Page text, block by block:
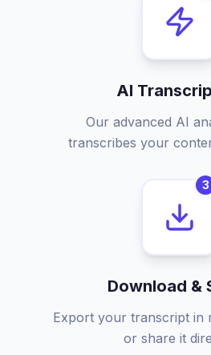
AI
Our advanced AI
transcribes your
3
Download &
Export your transcript in
or share it